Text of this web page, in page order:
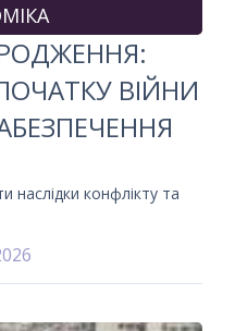
ВІЙНИ
наслідки конфлікту та